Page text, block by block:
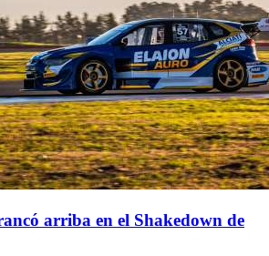
arriba en el Shakedown de